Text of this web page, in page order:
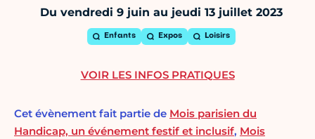
Du vendredi 9 juin au jeudi 13 juillet 2023
Enfants Expos Loisirs
Cet évènement fait partie de Mois parisien du
Handicap, un événement festif et inclusif, Mois
VOIR LES INFOS PRATIQUES